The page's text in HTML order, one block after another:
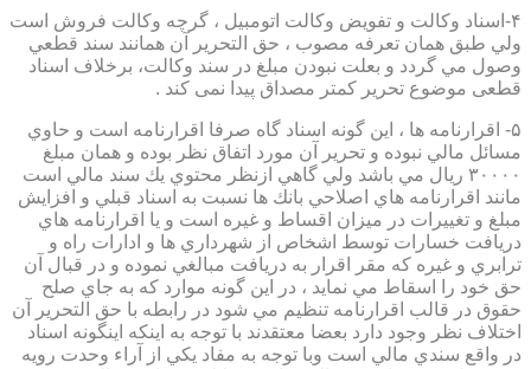
۴-اسناد وكالت و تفويض وكالت اتومبيل ، گرچه وكالت فروش است
ولي طبق همان تعرفه مصوب ، حق التحرير آن همانند سند قطعي
وصول مي گردد و بعلت نبودن مبلغ در سند وكالت، برخلاف اسناد
قطعی موضوع تحریر کمتر مصداق پیدا نمی کند .
۵- اقرارنامه ها ، اين گونه اسناد گاه صرفا اقرارنامه است و حاوي
مسائل مالي نبوده و تحرير آن مورد اتفاق نظر بوده و همان مبلغ
۳۰۰۰۰ ريال مي باشد ولي گاهي ازنظر محتوي يك سند مالي است
مانند اقرارنامه هاي اصلاحي بانك ها نسبت به اسناد قبلي و افزايش
مبلغ و تغييرات در ميزان اقساط و غيره است و يا اقرارنامه هاي
دريافت خسارات توسط اشخاص از شهرداري ها و ادارات راه و
ترابري و غيره كه مقر اقرار به دريافت مبالغي نموده و در قبال آن
حق خود را اسقاط مي نمايد ، در اين گونه موارد كه به جاي صلح
حقوق در قالب اقرارنامه تنظيم مي شود در رابطه با حق التحرير آن
اختلاف نظر وجود دارد بعضا معتقدند با توجه به اينكه اينگونه اسناد
در واقع سندي مالي است وبا توجه به مفاد يكي از آراء وحدت رويه